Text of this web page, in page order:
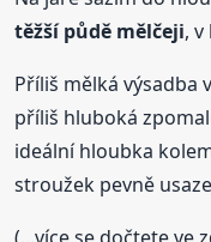
těžší půdě mělčeji,
Příliš mělká výsadba
příliš hluboká
ideální hloubka
stroužek pevně